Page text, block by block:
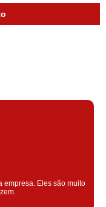
muito bom!
para o colaborador